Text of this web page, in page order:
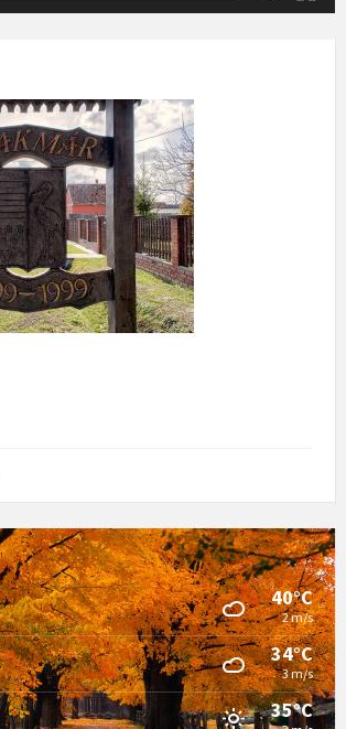
40°C
2 m/s
34°C
3 m/s
35°C